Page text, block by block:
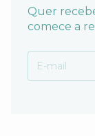
Quer
comece a